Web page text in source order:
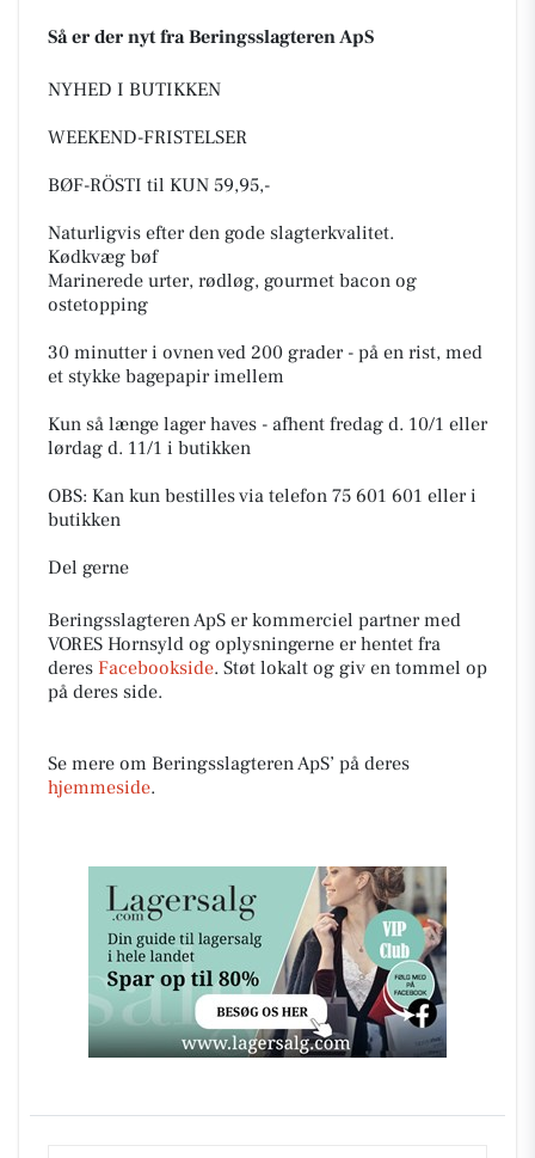
Så er der nyt fra Beringsslagteren ApS
NYHED I BUTIKKEN
WEEKEND-FRISTELSER
BØF-RÖSTI til KUN 59,95,-
Naturligvis efter den gode slagterkvalitet.
Kødkvæg bøf
Marinerede urter, rødløg, gourmet bacon og
ostetopping
30 minutter i ovnen ved 200 grader - på en rist, med
et stykke bagepapir imellem
Kun så længe lager haves - afhent fredag d. 10/1 eller
lørdag d. 11/1 i butikken
OBS: Kan kun bestilles via telefon 75 601 601 eller i
butikken
Del gerne
Beringsslagteren ApS er kommerciel partner med
VORES Hornsyld og oplysningerne er hentet fra
deres Facebookside. Støt lokalt og giv en tommel op
på deres side.
Se mere om Beringsslagteren ApS’ på deres
hjemmeside.